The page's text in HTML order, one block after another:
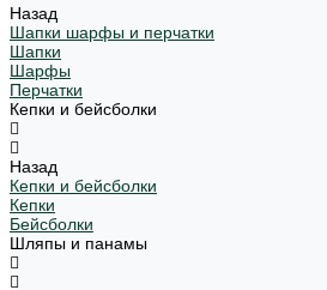
Назад
Шапки шарфы и перчатки
Шапки
Шарфы
Перчатки
Кепки и бейсболки
Назад
Кепки и бейсболки
Кепки
Бейсболки
Шляпы и панамы